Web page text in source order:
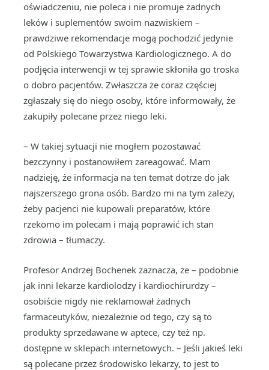
oświadczeniu, nie poleca i nie promuje żadnych
leków i suplementów swoim nazwiskiem –
prawdziwe rekomendacje mogą pochodzić jedynie
od Polskiego Towarzystwa Kardiologicznego. A do
podjęcia interwencji w tej sprawie skłoniła go troska
o dobro pacjentów. Zwłaszcza że coraz częściej
zgłaszały się do niego osoby, które informowały, że
zakupiły polecane przez niego leki.
– W takiej sytuacji nie mogłem pozostawać
bezczynny i postanowiłem zareagować. Mam
nadzieję, że informacja na ten temat dotrze do jak
najszerszego grona osób. Bardzo mi na tym zależy,
żeby pacjenci nie kupowali preparatów, które
rzekomo im polecam i mają poprawić ich stan
zdrowia – tłumaczy.
Profesor Andrzej Bochenek zaznacza, że – podobnie
jak inni lekarze kardiolodzy i kardiochirurdzy –
osobiście nigdy nie reklamował żadnych
farmaceutyków, niezależnie od tego, czy są to
produkty sprzedawane w aptece, czy też np.
dostępne w sklepach internetowych. – Jeśli jakieś leki
są polecane przez środowisko lekarzy, to jest to